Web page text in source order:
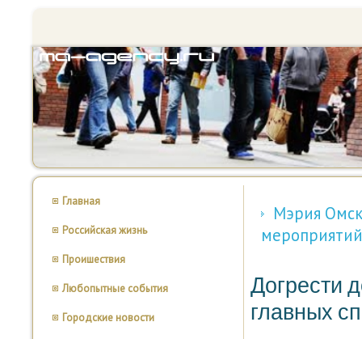
Главная
Российская жизнь
Проишествия
Любопытные события
Городские новости
Мэрия
Догрести
главных